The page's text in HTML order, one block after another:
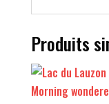
Produits